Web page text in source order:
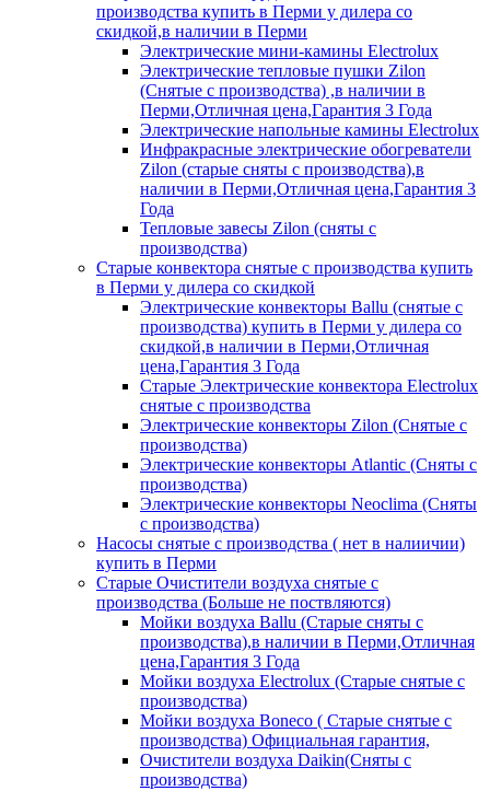
производства купить в Перми у дилера со
скидкой,в наличии в Перми
Электрические мини-камины Electrolux
Электрические тепловые пушки Zilon
(Снятые с производства) ,в наличии в
Перми,Отличная цена,Гарантия 3 Года
Электрические напольные камины Electrolux
Инфракрасные электрические обогреватели
Zilon (старые сняты с производства),в
наличии в Перми,Отличная цена,Гарантия 3
Года
Тепловые завесы Zilon (сняты с
производства)
Старые конвектора снятые с производства купить
в Перми у дилера со скидкой
Электрические конвекторы Ballu (снятые с
производства) купить в Перми у дилера со
скидкой,в наличии в Перми,Отличная
цена,Гарантия 3 Года
Старые Электрические конвектора Electrolux
снятые с производства
Электрические конвекторы Zilon (Снятые с
производства)
Электрические конвекторы Atlantic (Сняты с
производства)
Электрические конвекторы Neoclima (Сняты
с производства)
Насосы снятые с производства ( нет в налиичии)
купить в Перми
Старые Очистители воздуха снятые с
производства (Больше не поствляются)
Мойки воздуха Ballu (Старые сняты с
производства),в наличии в Перми,Отличная
цена,Гарантия 3 Года
Мойки воздуха Electrolux (Старые снятые с
производства)
Мойки воздуха Boneco ( Старые снятые с
производства) Официальная гарантия,
Очистители воздуха Daikin(Сняты с
производства)